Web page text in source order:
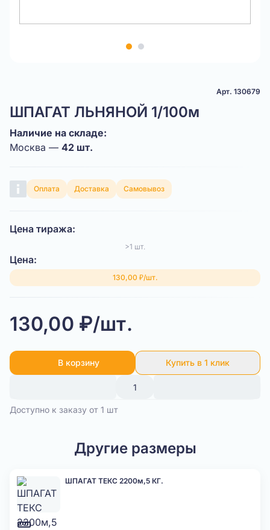
Арт. 130679
ШПАГАТ ЛЬНЯНОЙ 1/100м
Наличие на складе:
Москва — 42 шт.
Оплата Доставка Самовывоз
Цена тиража:
>1 шт.
Цена:
130,00 ₽/шт.
130,00 ₽/шт.
В корзину Купить в 1 клик
Доступно к заказу от 1 шт
Другие размеры
ШПАГАТ ТЕКС 2200м,5 КГ.